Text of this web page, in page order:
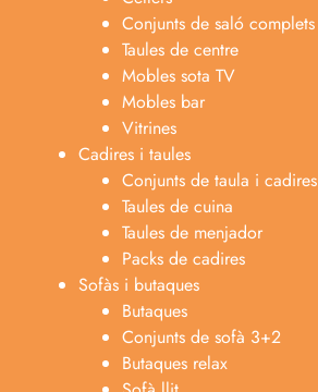
Conjunts de saló complets
Taules de centre
Mobles sota TV
Mobles bar
Vitrines
Cadires i taules
Conjunts de taula i cadires
Taules de cuina
Taules de menjador
Packs de cadires
Sofàs i butaques
Butaques
Conjunts de sofà 3+2
Butaques relax